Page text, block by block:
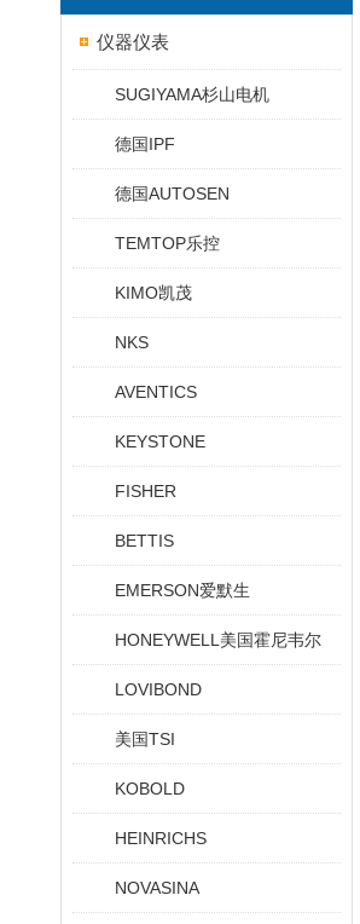
仪器仪表
SUGIYAMA杉山电机
德国IPF
德国AUTOSEN
TEMTOP乐控
KIMO凯茂
NKS
AVENTICS
KEYSTONE
FISHER
BETTIS
EMERSON爱默生
HONEYWELL美国霍尼韦尔
LOVIBOND
美国TSI
KOBOLD
HEINRICHS
NOVASINA